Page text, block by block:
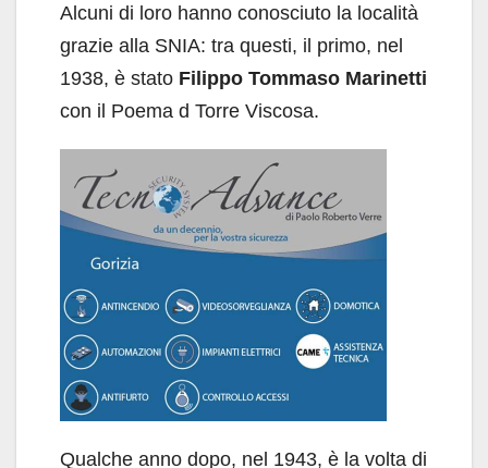
Alcuni di loro hanno conosciuto la località
grazie alla SNIA: tra questi, il primo, nel
1938, è stato Filippo Tommaso Marinetti
con il Poema d Torre Viscosa.
Qualche anno dopo, nel 1943, è la volta di